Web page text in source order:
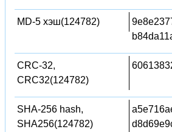
MD-5 хэш(124782)
CRC-32,
CRC32(124782)
SHA-256 hash,
SHA256(124782)